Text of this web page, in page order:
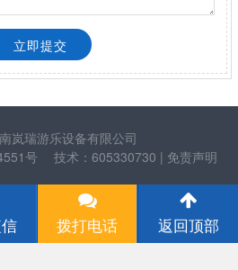
岚瑞游乐设备有限公司
号
技术：605330730 | 免责声明
拨打电话 返回顶部